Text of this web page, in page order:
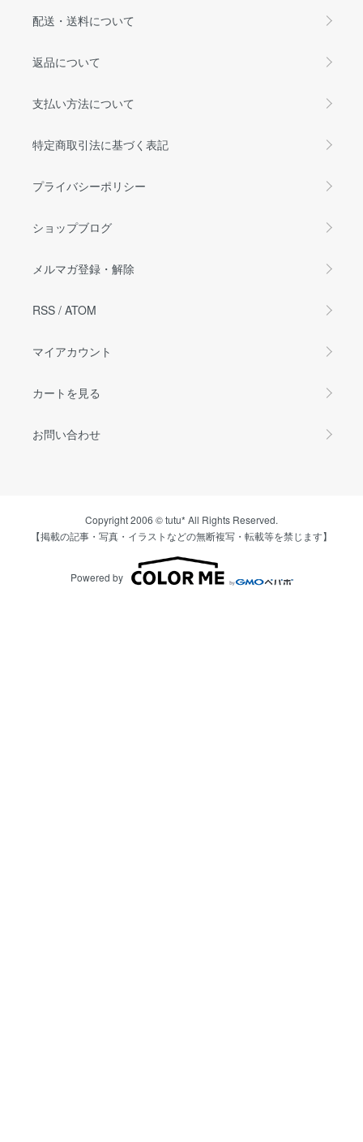
配送・送料について
返品について
支払い方法について
特定商取引法に基づく表記
プライバシーポリシー
ショップブログ
メルマガ登録・解除
RSS / ATOM
マイアカウント
カートを見る
お問い合わせ
Copyright 2006 © tutu* All Rights Reserved.
【掲載の記事・写真・イラストなどの無断複写・転載等を禁じます】
Powered by